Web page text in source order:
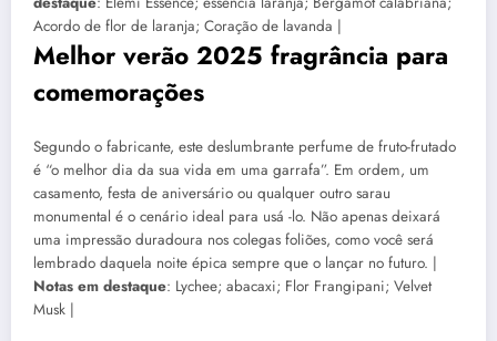
Acordo de flor de laranja; Coração de lavanda |
Melhor verão 2025 fragrância para
comemorações
Segundo o fabricante, este deslumbrante perfume de fruto-frutado
é “o melhor dia da sua vida em uma garrafa”. Em ordem, um
casamento, festa de aniversário ou qualquer outro sarau
monumental é o cenário ideal para usá -lo. Não apenas deixará
uma impressão duradoura nos colegas foliões, como você será
lembrado daquela noite épica sempre que o lançar no futuro. |
Notas em destaque: Lychee; abacaxi; Flor Frangipani; Velvet
Musk |